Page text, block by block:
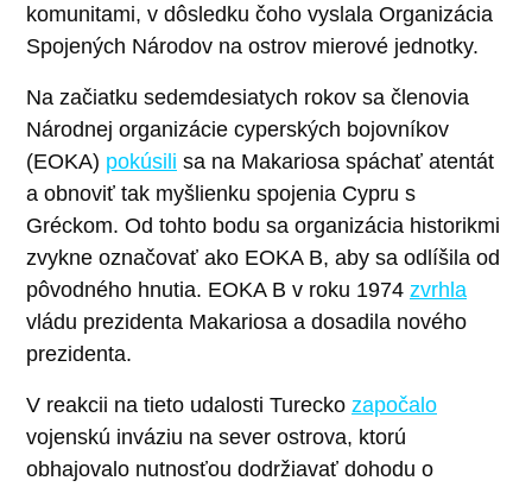
komunitami, v dôsledku čoho vyslala Organizácia
Spojených Národov na ostrov mierové jednotky.
Na začiatku sedemdesiatych rokov sa členovia
Národnej organizácie cyperských bojovníkov
(EOKA) pokúsili sa na Makariosa spáchať atentát
a obnoviť tak myšlienku spojenia Cypru s
Gréckom. Od tohto bodu sa organizácia historikmi
zvykne označovať ako EOKA B, aby sa odlíšila od
pôvodného hnutia. EOKA B v roku 1974 zvrhla
vládu prezidenta Makariosa a dosadila nového
prezidenta.
V reakcii na tieto udalosti Turecko započalo
vojenskú inváziu na sever ostrova, ktorú
obhajovalo nutnosťou dodržiavať dohodu o